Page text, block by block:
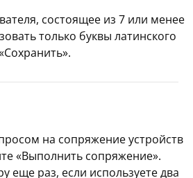
состоящее из 7 или менее
только буквы латинского
на сопряжение устройств
«Выполнить сопряжение».
еще раз, если используете два